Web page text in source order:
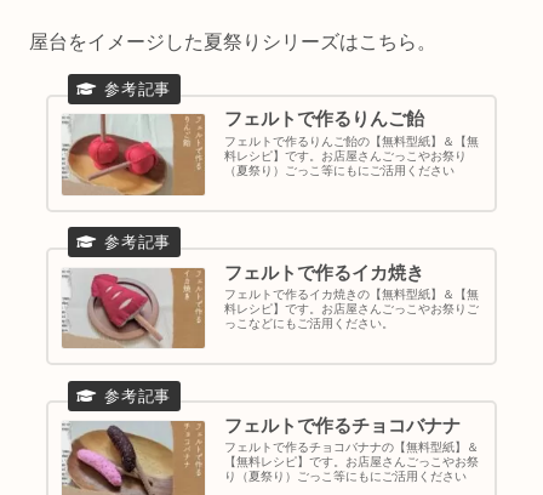
屋台をイメージした夏祭りシリーズはこちら。
フェルトで作るりんご飴
フェルトで作るりんご飴の【無料型紙】＆【無
料レシピ】です。お店屋さんごっこやお祭り
（夏祭り）ごっこ等にもにご活用ください
フェルトで作るイカ焼き
フェルトで作るイカ焼きの【無料型紙】＆【無
料レシピ】です。お店屋さんごっこやお祭りご
っこなどにもご活用ください。
フェルトで作るチョコバナナ
フェルトで作るチョコバナナの【無料型紙】＆
【無料レシピ】です。お店屋さんごっこやお祭
り（夏祭り）ごっこ等にもにご活用ください